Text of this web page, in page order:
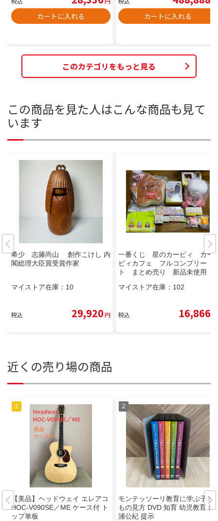
カートに入れる カートに入れる
このカテゴリをもっと見る
この商品を見た人はこんな商品も見て
います
希少 志籐尚山 創作こけし 内
閣総理大臣賞受賞作家
マイストア在庫： 10
税込 29,920円
一番くじ 星のカービィ カー
ビィカフェ フルコンプリー
ト まとめ売り 新品未使用
マイストア在庫： 102
税込 16,866
近くの売り場の商品
【美品】ヘッドウェイ エレアコ
HOC-V090SE／ME ケース付 ト
ップ単板
モンテッソーリ教育に学ぶ子ど
もの見方 DVD 知育 幼児教育 松
浦公紀 提示